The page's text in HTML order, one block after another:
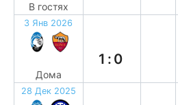
В гостях
3 Янв 2026
Дома
1:0
28 Дек 2025